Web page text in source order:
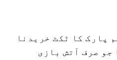
پارک کا ٹکٹ خریدنا
جو صرف آتش بازی